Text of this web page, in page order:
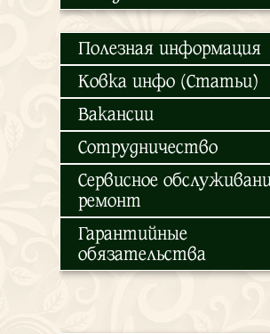
Полезная информация
Ковка инфо (Статьи)
Вакансии
Сотрудничество
Сервисное
ремонт
Гарантийные
обязательства